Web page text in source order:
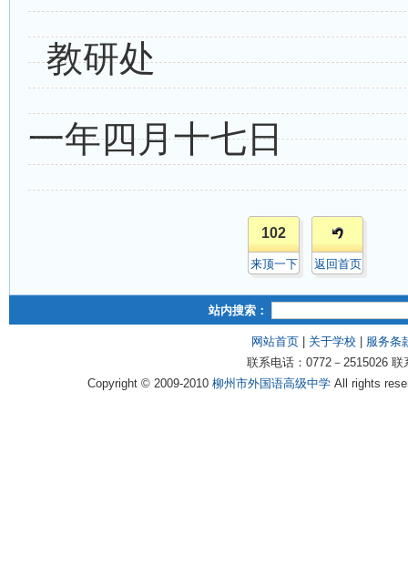
教研处
一年四月十七日
102
来顶一下 返回首页
站内搜索：
网站首页| 关于学校
服务条
联系电话：0772－2515026
Copyright © 2009-2010 柳州市外国语高级中学All rights